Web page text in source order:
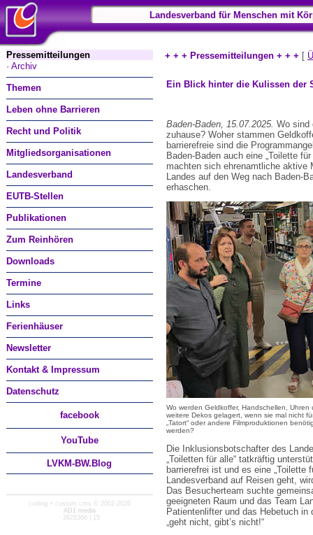
Landesverband für Menschen mit
Pressemitteilungen
· Archiv
Themen
Leben ohne Barrieren
Recht und Politik
Mitgliedsorganisationen
Landesverband
EUTB-Stellen
Publikationen
Zum Reinhören
Downloads
Termine
Links
Ferienhäuser
Newsletter
Kontakt & Impressum
Datenschutz
facebook
YouTube
LVKM-BW.Blog
coding + custom cms © 2002-2026
AD1 media
· 2628366 | 15
+ + + Pressemitteilungen + + + [
Ein Blick hinter die Kulissen der
Baden-Baden, 15.07.2025. Wo sind
zuhause? Woher stammen
barrierefreie sind die
Baden-Baden auch eine „Toilette
machten sich ehrenamtliche aktive
Landes auf den Weg nach Baden-
erhaschen.
Wo werden Geldkoffer, Handschellen, Uhren
weitere Dekos gelagert, wenn sie mal nicht
„Tatort“ oder andere Filmproduktionen
werden?
Die Inklusionsbotschafter des
„Toiletten für alle“ tatkräftig
barrierefrei ist und es eine „Toilette
Landesverband auf Reisen geht,
Das Besucherteam suchte
geeigneten Raum und das Team
Patientenlifter und das Hebetuch
„geht nicht, gibt’s nicht!“